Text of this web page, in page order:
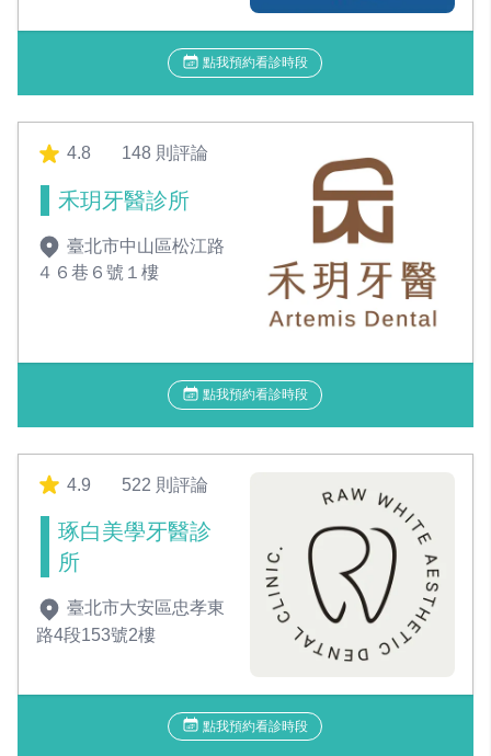
點我預約看診時段
4.8 148 則評論
禾玥牙醫診所
臺北市中山區松江路
４６巷６號１樓
點我預約看診時段
4.9 522 則評論
琢白美學牙醫診
所
臺北市大安區忠孝東
路4段153號2樓
點我預約看診時段